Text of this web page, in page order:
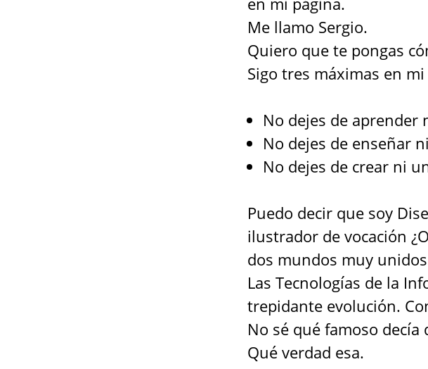
Me llamo Sergio.
Quiero que te pongas
Sigo tres máximas en mi
No dejes de aprender
No dejes de enseñar
No dejes de crear ni
Puedo decir que soy
ilustrador de vocación
dos mundos muy
Las Tecnologías de la
trepidante evolución.
No sé qué famoso
Qué verdad esa.